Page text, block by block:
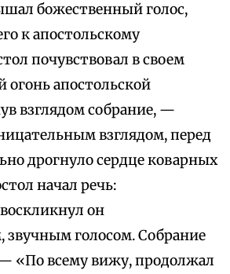
божественный голос,
к апостольскому
почувствовал в своем
огонь апостольской
взглядом собрание, —
взглядом, перед
дрогнуло сердце коварных
начал речь:
он
голосом. Собрание
«По всему вижу, продолжал